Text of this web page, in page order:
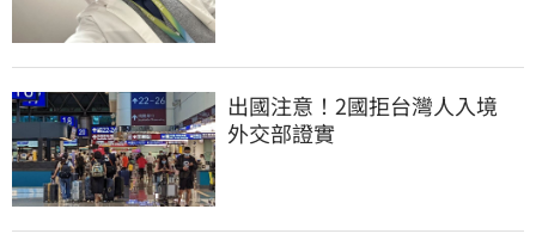
出國注意！2國拒台灣人入境
外交部證實